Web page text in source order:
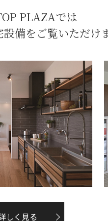
PLAZAでは
備をご覧いただけ
しく見る